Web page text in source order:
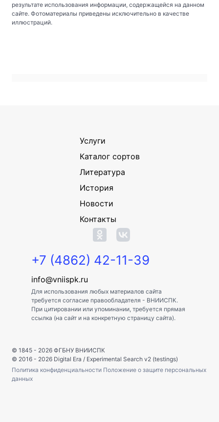
результате использования информации, содержащейся на данном
сайте. Фотоматериалы приведены исключительно в качестве
иллюстраций.
Услуги
Каталог сортов
Литература
История
Новости
Контакты
+7 (4862) 42-11-39
info@vniispk.ru
Для использования любых материалов сайта
требуется согласие правообладателя - ВНИИСПК.
При цитировании или упоминании, требуется прямая
ссылка (на сайт и на конкретную страницу сайта).
© 1845 - 2026 ФГБНУ ВНИИСПК
© 2016 - 2026 Digital Era / Experimental Search v2 (testings)
Политика конфиденциальности Положение о защите персональных
данных